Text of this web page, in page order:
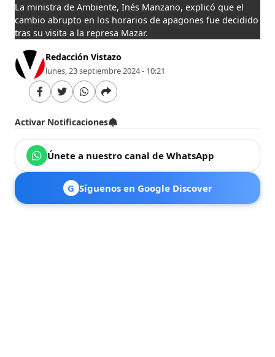
La ministra de Ambiente, Inés Manzano, explicó que el
cambio abrupto en los horarios de apagones fue decidido
tras su visita a la represa Mazar.
Redacción Vistazo
lunes, 23 septiembre 2024 - 10:21
Activar Notificaciones
Únete a nuestro canal de WhatsApp
G Síguenos en Google Discover